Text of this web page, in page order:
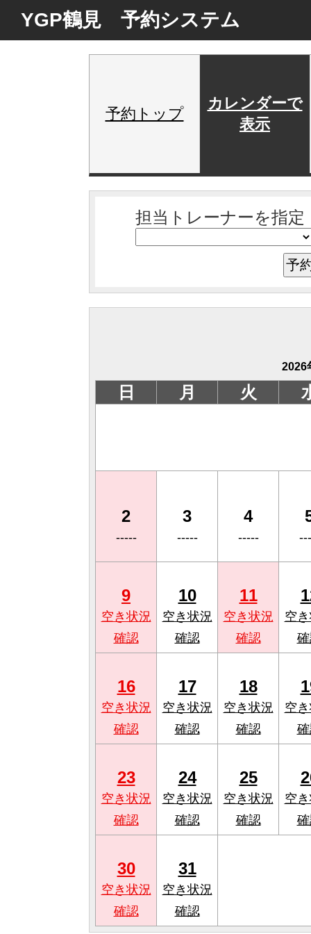
YGP鶴見 予約システム
予約トップ
カレンダーで
表示
担当トレーナーを指
2026
日 月 火
2
-----
3
-----
4
-----
9
空き状況
確認
10
空き状況
確認
11
空き状況
確認
空
16
空き状況
確認
17
空き状況
確認
18
空き状況
確認
空
23
空き状況
確認
24
空き状況
確認
25
空き状況
確認
空
30
空き状況
確認
31
空き状況
確認